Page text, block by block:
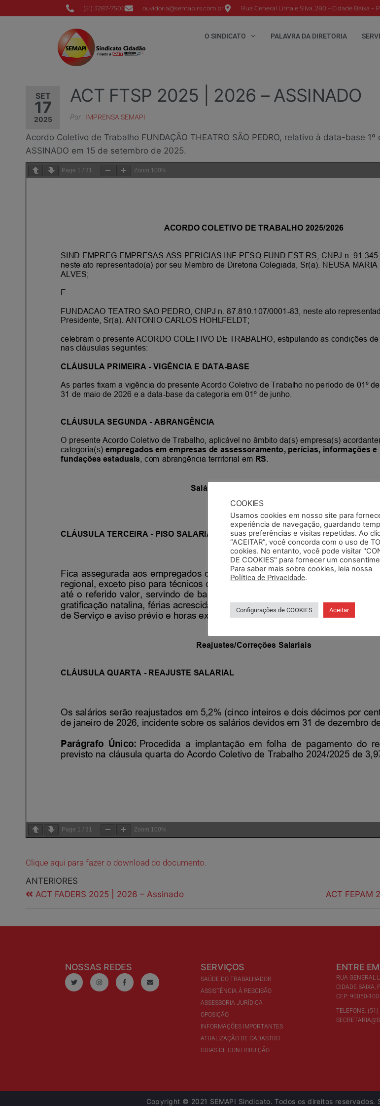
(51) 3287-7500 ouvidoria@semapirs.com.br Rua General Lima e Silva, 280 – Cidade Baixa –
O SINDICATO PALAVRA DA DIRETORIA
SET
17
2025
ACT FTSP 2025 | 2026 – ASSINADO
Por IMPRENSA SEMAPI
Acordo Coletivo de Trabalho FUNDAÇÃO THEATRO SÃO PEDRO, relativo à data-base
ASSINADO em 15 de setembro de 2025.
Page 1 / 31 Zoom 100%
Page 1 / 31 Zoom 100%
Clique aqui para fazer o download do documento.
ANTERIORES
ACT FADERS 2025 | 2026 – Assinado
ACT FEPAM
NOSSAS REDES SERVIÇOS
SAÚDE DO TRABALHADOR
ASSISTÊNCIA À RESCISÃO
ASSESSORIA JURÍDICA
OPOSIÇÃO
INFORMAÇÕES IMPORTANTES
ATUALIZAÇÃO DE CADASTRO
GUIAS DE CONTRIBUIÇÃO
ENTRE
RUA GENERAL
CIDADE BAIXA,
CEP: 90050-100
TELEFONE:
Copyright © 2021 SEMAPI Sindicato. Todos os direitos
COOKIES
Usamos cookies em nosso site para
experiência de navegação, guardando
suas preferências e visitas repetidas. Ao
“ACEITAR”, você concorda com o uso de
cookies. No entanto, você pode visitar
DE COOKIES" para fornecer um
Para saber mais sobre cookies, leia nossa
Política de Privacidade.
Configurações de COOKIES Aceitar